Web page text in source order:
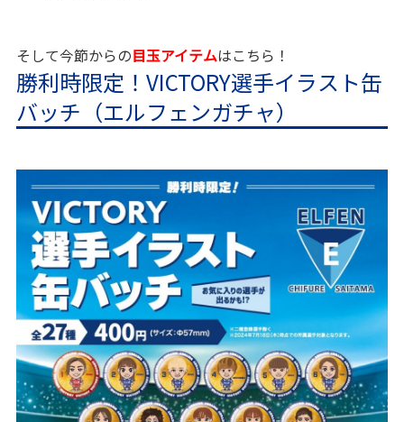
そして今節からの目玉アイテムはこちら！
勝利時限定！VICTORY選手イラスト缶
バッチ（エルフェンガチャ）